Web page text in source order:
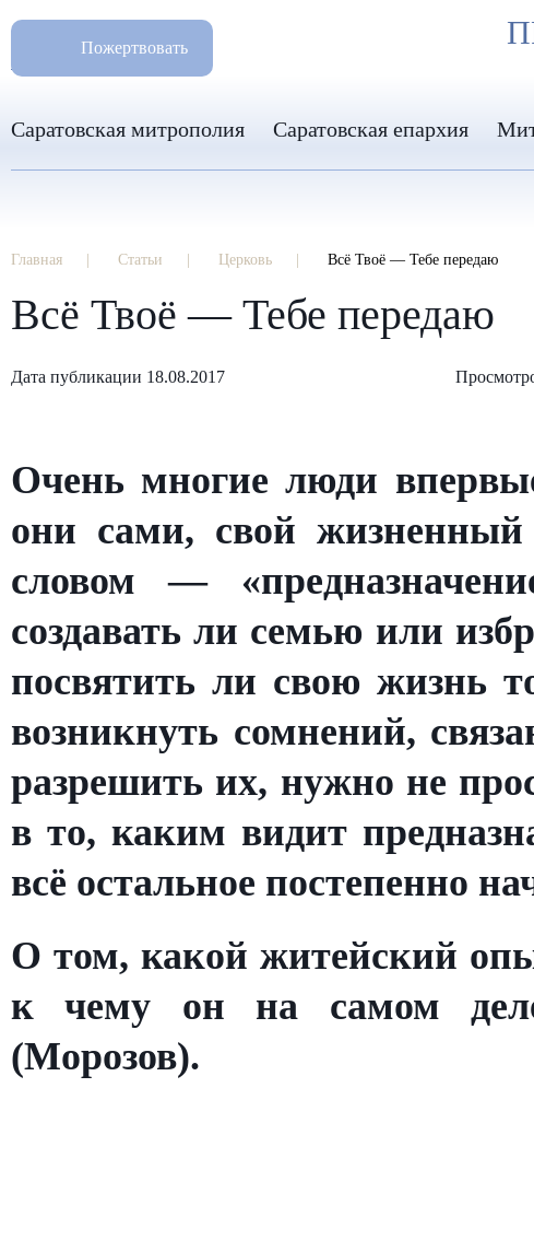
РАЗМЕР
Пожертвовать
8 960 346 31 04
info-sar@mail.ru
Саратовская митрополия Саратовская епархия
Главная Статьи Церковь Всё Твоё — Тебе передаю
Всё Твоё — Тебе передаю
Дата публикации 18.08.2017
Очень многие люди
они сами, свой
словом —
создавать ли семью или
посвятить ли свою жизнь
возникнуть сомнений,
разрешить их, нужно не
в то, каким видит
всё остальное постепенно
О том, какой житейский
к чему он на самом деле
(Морозов).